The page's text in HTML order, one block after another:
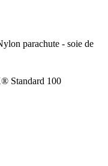
parachute - soie de
Standard 100